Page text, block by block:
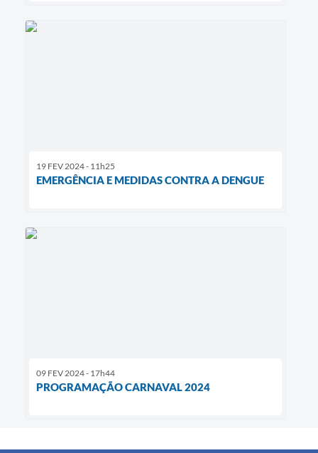
19 FEV 2024 - 11h25
EMERGÊNCIA E MEDIDAS CONTRA A DENGUE
09 FEV 2024 - 17h44
PROGRAMAÇÃO CARNAVAL 2024